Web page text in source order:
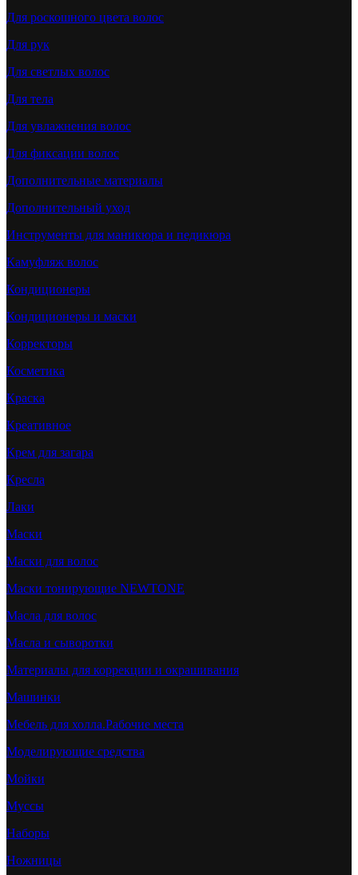
Для роскошного цвета волос
Для рук
Для светлых волос
Для тела
Для увлажнения волос
Для фиксации волос
Дополнительные материалы
Дополнительный уход
Инструменты для маникюра и педикюра
Камуфляж волос
Кондиционеры
Кондиционеры и маски
Корректоры
Косметика
Краска
Креативное
Крем для загара
Кресла
Лаки
Маски
Маски для волос
Маски тонирующие NEWTONE
Масла для волос
Масла и сыворотки
Материалы для коррекции и окрашивания
Машинки
Мебель для холла.Рабочие места
Моделирующие средства
Мойки
Муссы
Наборы
Ножницы